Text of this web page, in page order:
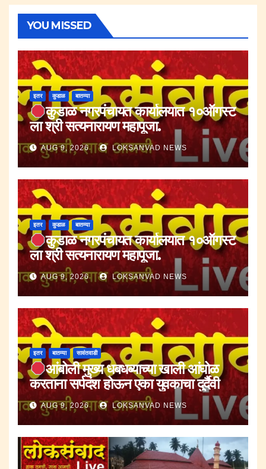
YOU MISSED
इतर कुडाळ बातम्या
कुडाळ नगरपंचायत कार्यालयात १०ऑगस्ट
ला श्री सत्यनारायण महापूजा.
AUG 9, 2026 LOKSANVAD NEWS
इतर कुडाळ बातम्या
कुडाळ नगरपंचायत कार्यालयात १०ऑगस्ट
ला श्री सत्यनारायण महापूजा.
AUG 9, 2026 LOKSANVAD NEWS
इतर बातम्या सावंतवाडी
आंबोली मुख्य धबधब्याच्या खाली आंघोळ
करताना सर्पदंश होऊन एका युवकाचा दुर्दैवी
मृत्यू.AUG 9, 2026 LOKSANVAD NEWS